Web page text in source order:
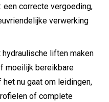
een correcte vergoeding,
verwerking
liften maken
moeilijk bereikbare
nu gaat om leidingen,
of complete